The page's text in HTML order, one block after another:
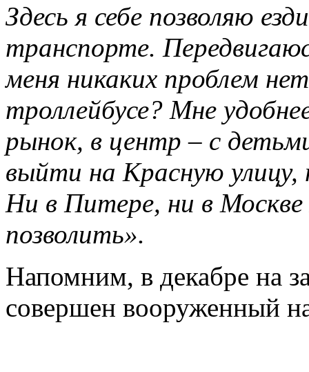
Здесь я себе позволяю
транспорте.
меня никаких проблем
троллейбусе? Мне
рынок, в центр – с
выйти на Красную улицу,
Ни в Питере, ни в Москве
позволить».
Напомним, в декабре на
совершен вооруженный